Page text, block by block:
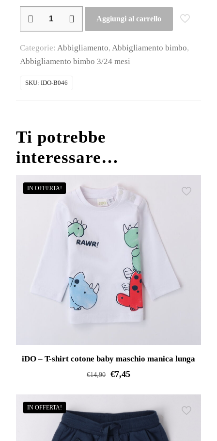
baby
maschio
in
Aggiungi al carrello
Categorie: Abbigliamento, Abbigliamento bimbo,
Abbigliamento bimbo 3/24 mesi
SKU: IDO-B046
Ti potrebbe
interessare…
IN OFFERTA!
iDO – T-shirt cotone baby maschio manica lunga
€14,90 €7,45
più
IN OFFERTA!